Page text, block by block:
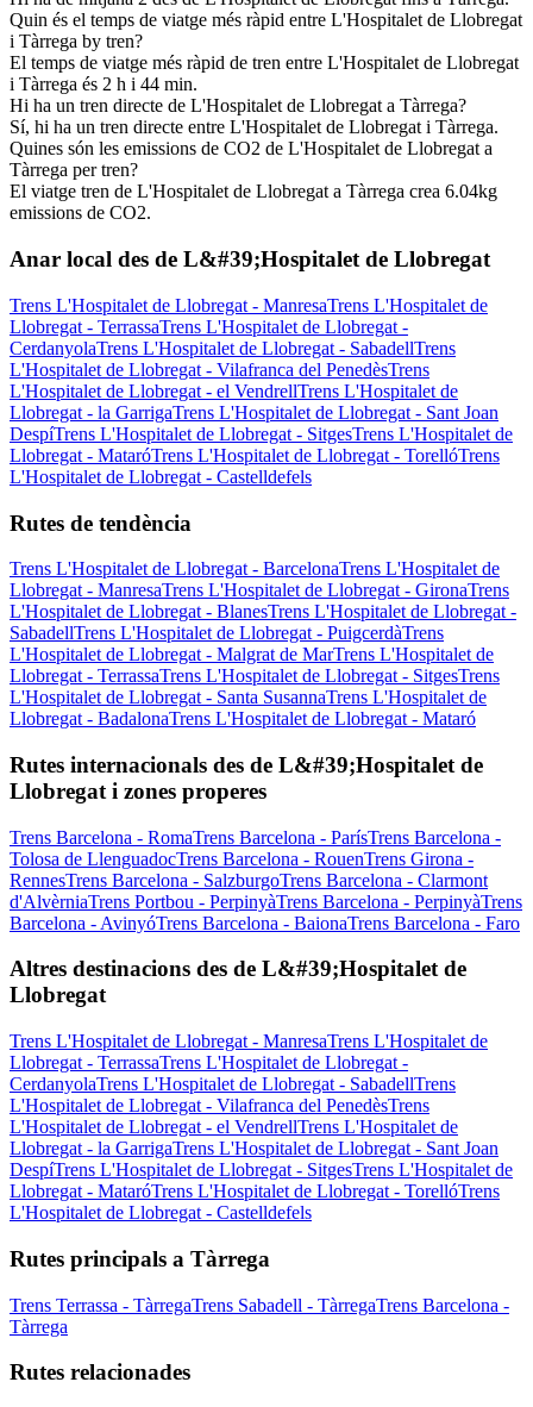
Quin és el temps de viatge més ràpid entre L'Hospitalet de Llobregat
i Tàrrega by tren?
El temps de viatge més ràpid de tren entre L'Hospitalet de Llobregat
i Tàrrega és 2 h i 44 min.
Hi ha un tren directe de L'Hospitalet de Llobregat a Tàrrega?
Sí, hi ha un tren directe entre L'Hospitalet de Llobregat i Tàrrega.
Quines són les emissions de CO2 de L'Hospitalet de Llobregat a
Tàrrega per tren?
El viatge tren de L'Hospitalet de Llobregat a Tàrrega crea 6.04kg
emissions de CO2.
Anar local des de L&#39;Hospitalet de Llobregat
Trens L'Hospitalet de Llobregat - ManresaTrens L'Hospitalet de
Llobregat - TerrassaTrens L'Hospitalet de Llobregat -
CerdanyolaTrens L'Hospitalet de Llobregat - SabadellTrens
L'Hospitalet de Llobregat - Vilafranca del PenedèsTrens
L'Hospitalet de Llobregat - el VendrellTrens L'Hospitalet de
Llobregat - la GarrigaTrens L'Hospitalet de Llobregat - Sant Joan
DespíTrens L'Hospitalet de Llobregat - SitgesTrens L'Hospitalet de
Llobregat - MataróTrens L'Hospitalet de Llobregat - TorellóTrens
L'Hospitalet de Llobregat - Castelldefels
Rutes de tendència
Trens L'Hospitalet de Llobregat - BarcelonaTrens L'Hospitalet de
Llobregat - ManresaTrens L'Hospitalet de Llobregat - GironaTrens
L'Hospitalet de Llobregat - BlanesTrens L'Hospitalet de Llobregat -
SabadellTrens L'Hospitalet de Llobregat - PuigcerdàTrens
L'Hospitalet de Llobregat - Malgrat de MarTrens L'Hospitalet de
Llobregat - TerrassaTrens L'Hospitalet de Llobregat - SitgesTrens
L'Hospitalet de Llobregat - Santa SusannaTrens L'Hospitalet de
Llobregat - BadalonaTrens L'Hospitalet de Llobregat - Mataró
Rutes internacionals des de L&#39;Hospitalet de
Llobregat i zones properes
Trens Barcelona - RomaTrens Barcelona - ParísTrens Barcelona -
Tolosa de LlenguadocTrens Barcelona - RouenTrens Girona -
RennesTrens Barcelona - SalzburgoTrens Barcelona - Clarmont
d'AlvèrniaTrens Portbou - PerpinyàTrens Barcelona - PerpinyàTrens
Barcelona - AvinyóTrens Barcelona - BaionaTrens Barcelona - Faro
Altres destinacions des de L&#39;Hospitalet de
Llobregat
Trens L'Hospitalet de Llobregat - ManresaTrens L'Hospitalet de
Llobregat - TerrassaTrens L'Hospitalet de Llobregat -
CerdanyolaTrens L'Hospitalet de Llobregat - SabadellTrens
L'Hospitalet de Llobregat - Vilafranca del PenedèsTrens
L'Hospitalet de Llobregat - el VendrellTrens L'Hospitalet de
Llobregat - la GarrigaTrens L'Hospitalet de Llobregat - Sant Joan
DespíTrens L'Hospitalet de Llobregat - SitgesTrens L'Hospitalet de
Llobregat - MataróTrens L'Hospitalet de Llobregat - TorellóTrens
L'Hospitalet de Llobregat - Castelldefels
Rutes principals a Tàrrega
Trens Terrassa - TàrregaTrens Sabadell - TàrregaTrens Barcelona -
Tàrrega
Rutes relacionades